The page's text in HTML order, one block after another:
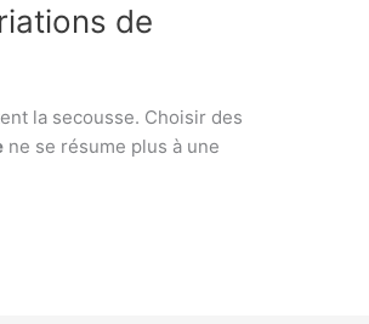
de
la secousse. Choisir des
ne se résume plus à une